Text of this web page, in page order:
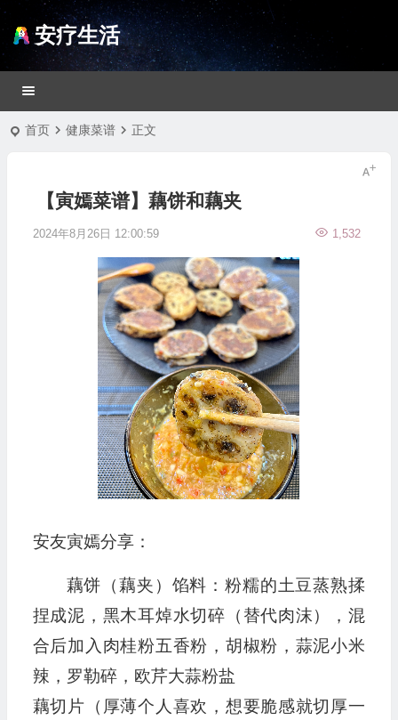
安疗生活
首页 健康菜谱 正文
【寅嫣菜谱】藕饼和藕夹
2024年8月26日 12:00:59 1,532
安友寅嫣分享：
藕饼（藕夹）馅料：粉糯的土豆蒸熟揉
捏成泥，黑木耳焯水切碎（替代肉沫），混
合后加入肉桂粉五香粉，胡椒粉，蒜泥小米
辣，罗勒碎，欧芹大蒜粉盐
藕切片（厚薄个人喜欢，想要脆感就切厚一